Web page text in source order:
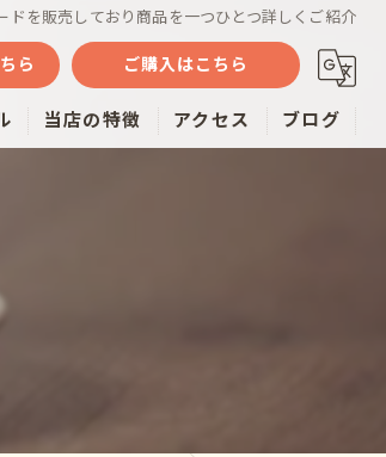
ドを販売しており商品を一つひとつ詳しくご紹介
ら ご購入はこちら
当店の特徴 アクセス ブログ